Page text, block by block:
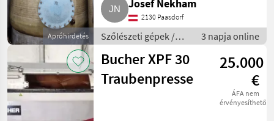
Apróhirdetés
Josef Nekham
2130 Paasdorf
Szőlészeti gépek /
Pincészeti gépek
3 napja online
Bucher XPF 30
Traubenpresse
25.000
€
ÁFA nem
érvényesíthető